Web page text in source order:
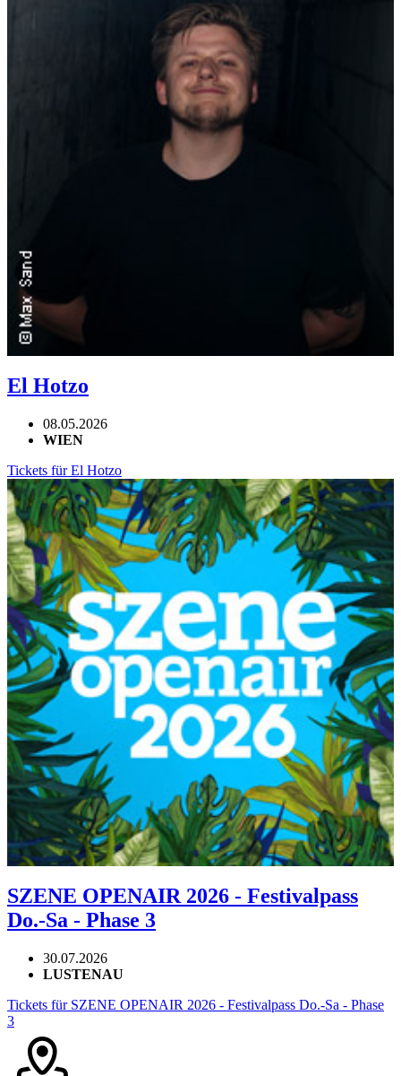
El Hotzo
08.05.2026
WIEN
Tickets für El Hotzo
SZENE OPENAIR 2026 - Festivalpass
Do.-Sa - Phase 3
30.07.2026
LUSTENAU
Tickets für SZENE OPENAIR 2026 - Festivalpass Do.-Sa - Phase
3